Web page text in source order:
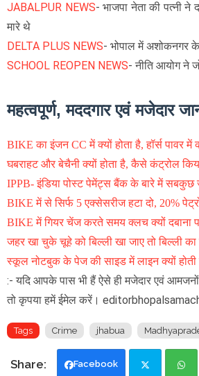
JABALPUR NEWS- भाजपा नेता की पत्नी ने
मारे थे
DELTA PLUS NEWS- भोपाल में अशोकनगर के
SCHOOL REOPEN NEWS- नीति आयोग ने
महत्वपूर्ण, मददगार एवं मजेदार
BIKE का इंजन CC में क्यों होता है, हॉर्स पावर में
घबराहट और बेचैनी क्यों होता है, कैसे कंट्रोल
IPPB- इंडिया पोस्ट पेमेंट्स बैंक के बारे में सबकुछ
BIKE में से सिर्फ 5 एक्सेसरीज हटा दो, 20%
BIKE में गियर चेंज करते समय क्लच क्यों दबाना
जहर खा चुके चूहे को बिल्ली खा जाए तो बिल्ली का
स्कूल नोटबुक के पेज की साइड में लाइन क्यों होती
:- यदि आपके पास भी हैं ऐसे ही मजेदार एवं आमजनों
तो कृपया हमें ईमेल करें।
Tags Crime jhabua
Facebook